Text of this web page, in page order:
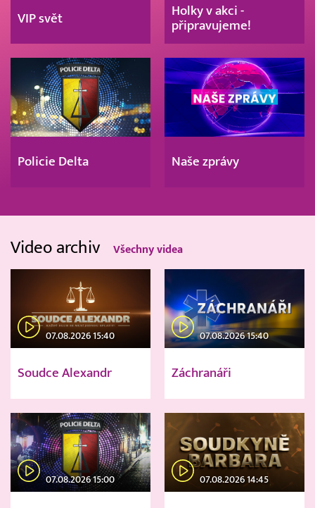
VIP svět
Holky v akci -
připravujeme!
Policie Delta Naše zprávy
Video archiv Všechny videa
07.08.2026 15:40
Soudce Alexandr
07.08.2026 15:40
Záchranáři
07.08.2026 15:00 07.08.2026 14:45